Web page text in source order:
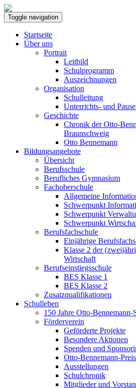
Toggle navigation
Startseite
Über uns
Portrait
Leitbild
Schulprogramm
Auszeichnungen
Organisation
Schulleitung
Unterrichts- und
Geschichte
Chronik der Otto-
Braunschweig
Otto Bennemann
Bildungsangebote
Übersicht
Berufsschule
Berufliches Gymnasium
Fachoberschule
Allgemeine
Schwerpunkt
Schwerpunkt
Schwerpunkt
Berufsfachschule
Einjährige
Klasse 2 der
Wirtschaft
Berufseinstiegsschule
BES Klasse 1
BES Klasse 2
Zusatzqualifikationen
Schulleben
150 Jahre Otto-Bennemann-
Förderverein
Geförderte Projekte
Besondere Aktionen
Spenden und
Otto-Bennemann-Preis
Ausstellungen
Schulchronik
Mitglieder und